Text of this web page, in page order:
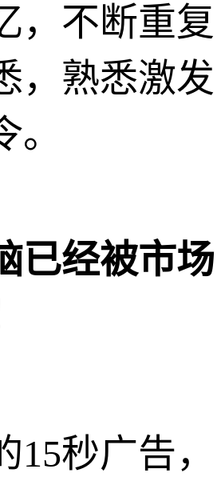
，不断重复
，熟悉激发
已经被市场
15秒广告，